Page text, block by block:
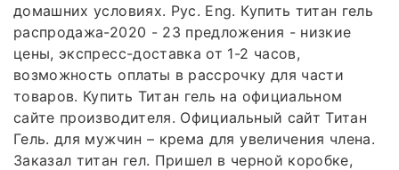
домашних условиях. Рус. Eng. Купить титан гель
распродажа-2020 - 23 предложения - низкие
цены, экспресс-доставка от 1-2 часов,
возможность оплаты в рассрочку для части
товаров. Купить Титан гель на официальном
сайте производителя. Официальный сайт Титан
Гель. для мужчин – крема для увеличения члена.
Заказал титан гел. Пришел в черной коробке,